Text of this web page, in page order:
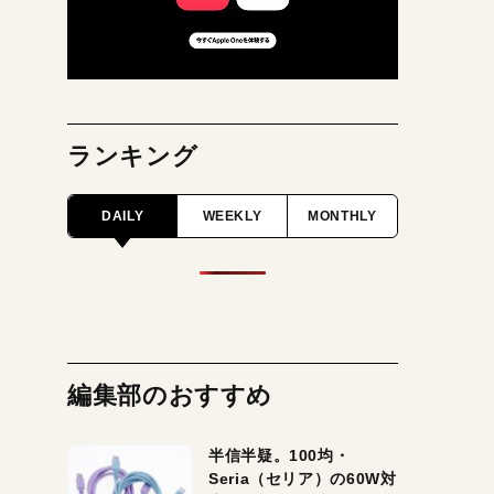
ランキング
DAILY WEEKLY MONTHLY
編集部のおすすめ
半信半疑。100均・
Seria（セリア）の60W対